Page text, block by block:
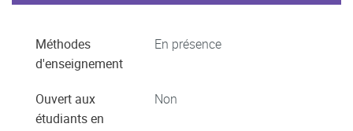
Méthodes
d'enseignement
En présence
Ouvert aux
étudiants en
Non